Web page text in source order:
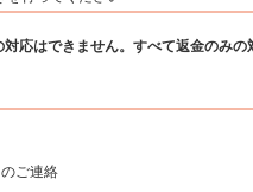
応はできません。すべて返金のみの
ご連絡